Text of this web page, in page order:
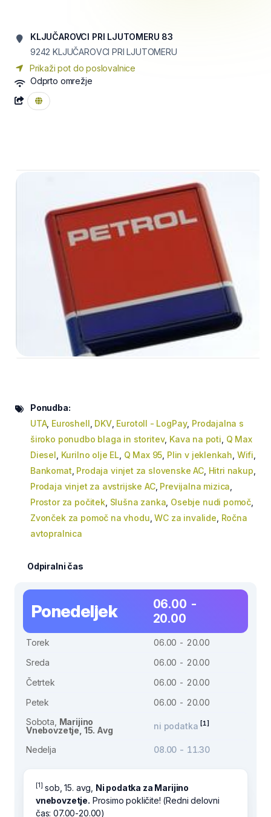
KLJUČAROVCI PRI LJUTOMERU 83
9242 KLJUČAROVCI PRI LJUTOMERU
Prikaži pot do poslovalnice
Odprto omrežje
Ponudba:
UTA, Euroshell DKV, Eurotoll - LogPay, Prodajalna s
široko ponudbo blaga in storitev, Kava na poti Q Max
Diesel Kurilno olje EL Q Max 95 Plin v jeklenkah Wifi
Bankomat Prodaja vinjet za slovenske AC Hitri nakup
Prodaja vinjet za avstrijske AC, Previjalna mizica
Prostor za počitek, Slušna zanka Osebje nudi pomoč
Zvonček za pomoč na vhodu ,WC za invalide Ročna
avtopralnica
Odpiralni čas
Ponedeljek
06.00 -
20.00
Torek
06.00 - 20.00
Sreda
06.00 - 20.00
Četrtek
06.00 - 20.00
Petek
06.00 - 20.00
Sobota, Marijino
Vnebovzetje, 15. Avg
ni podatka [1]
Nedelja 08.00 - 11.30
[1] sob, 15. avg, Ni podatka za Marijino
vnebovzetje. Prosimo pokličite! (Redni delovni
čas: 07.00-20.00)